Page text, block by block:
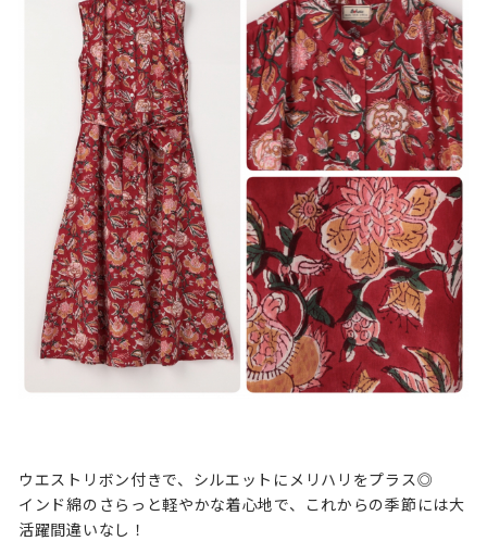
ウエストリボン付きで、シルエットにメリハリをプラス◎
インド綿のさらっと軽やかな着心地で、これからの季節には大
活躍間違いなし！